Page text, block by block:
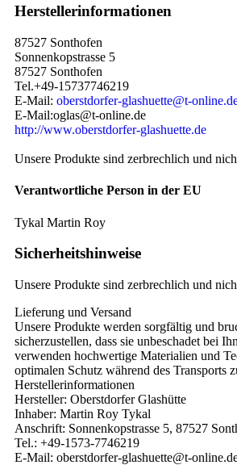
Herstellerinformationen
87527 Sonthofen
Sonnenkopstrasse 5
87527 Sonthofen
Tel.+49-15737746219
E-Mail: oberstdorfer-glashuette@t-
E-Mail:oglas@t-online.de
http://www.oberstdorfer-glashuette.de
Unsere Produkte sind zerbrechlich und
Verantwortliche Person in der EU
Tykal Martin Roy
Sicherheitshinweise
Unsere Produkte sind zerbrechlich und
Lieferung und Versand
Unsere Produkte werden sorgfältig und
sicherzustellen, dass sie unbeschadet bei
verwenden hochwertige Materialien und
optimalen Schutz während des Transports
Herstellerinformationen
Hersteller: Oberstdorfer Glashütte
Inhaber: Martin Roy Tykal
Anschrift: Sonnenkopstrasse 5, 87527
Tel.: +49-1573-7746219
E-Mail: oberstdorfer-glashuette@t-